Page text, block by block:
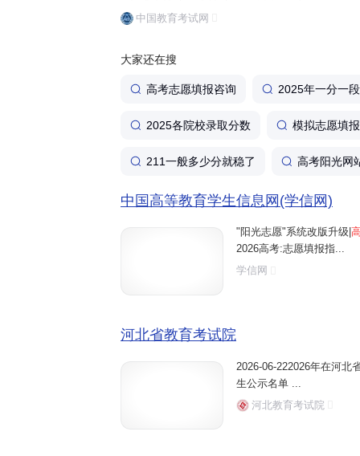
中国教育考试网
大家还在搜
高考志愿填报咨询 2025年一分一
2025各院校录取分数 模拟志愿填报
211一般多少分就稳了 高考阳光网
中国高等教育学生信息网(学信网)
"阳光志愿"系统改版升级|
2026高考:志愿填报指...
学信网
河北省教育考试院
2026-06-222026年在河北
生公示名单 ...
河北教育考试院